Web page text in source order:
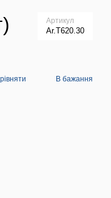
Артикул
Ar.Т620.30
В бажання